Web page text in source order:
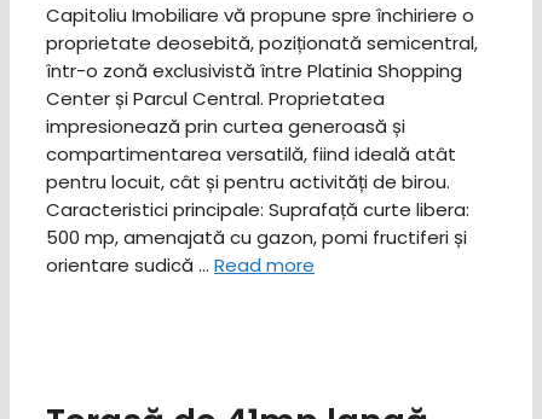
Capitoliu Imobiliare vă propune spre închiriere o
proprietate deosebită, poziționată semicentral,
într-o zonă exclusivistă între Platinia Shopping
Center și Parcul Central. Proprietatea
impresionează prin curtea generoasă și
compartimentarea versatilă, fiind ideală atât
pentru locuit, cât și pentru activități de birou. ​
Caracteristici principale: ​Suprafață curte libera:
500 mp, amenajată cu gazon, pomi fructiferi și
orientare sudică … Read more